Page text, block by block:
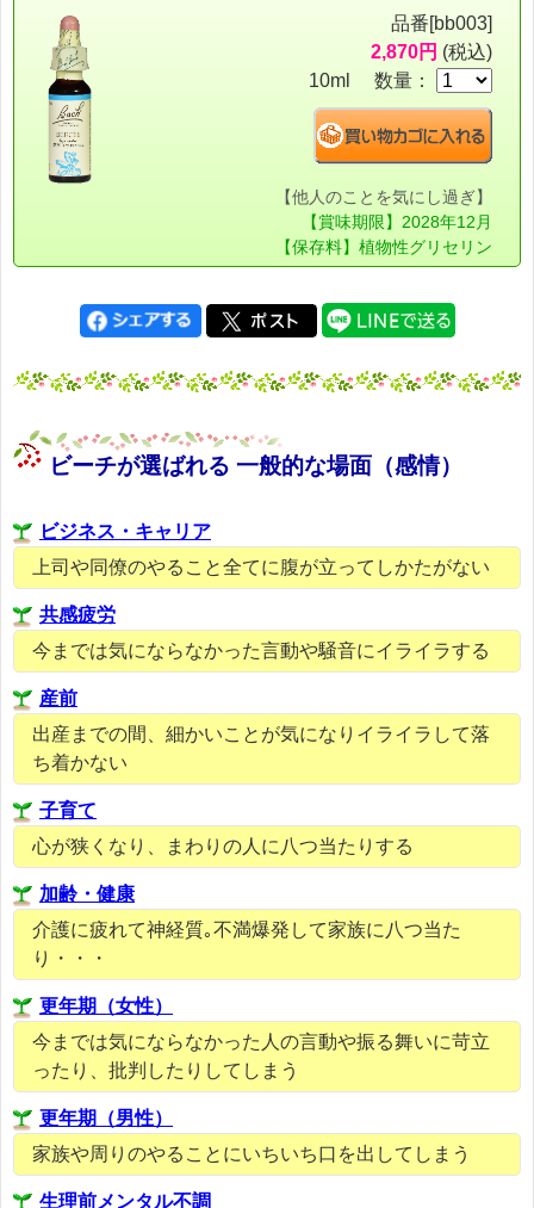
品番[bb003]
2,870円 (税込)
10ml 数量：
【他人のことを気にし過ぎ】
【賞味期限】2028年12月
【保存料】植物性グリセリン
ビーチが選ばれる 一般的な場面（感情）
ビジネス・キャリア
上司や同僚のやること全てに腹が立ってしかたがない
共感疲労
今までは気にならなかった言動や騒音にイライラする
産前
出産までの間、細かいことが気になりイライラして落
ち着かない
子育て
心が狭くなり、まわりの人に八つ当たりする
加齢・健康
介護に疲れて神経質｡不満爆発して家族に八つ当た
り・・・
更年期（女性）
今までは気にならなかった人の言動や振る舞いに苛立
ったり、批判したりしてしまう
更年期（男性）
家族や周りのやることにいちいち口を出してしまう
生理前メンタル不調